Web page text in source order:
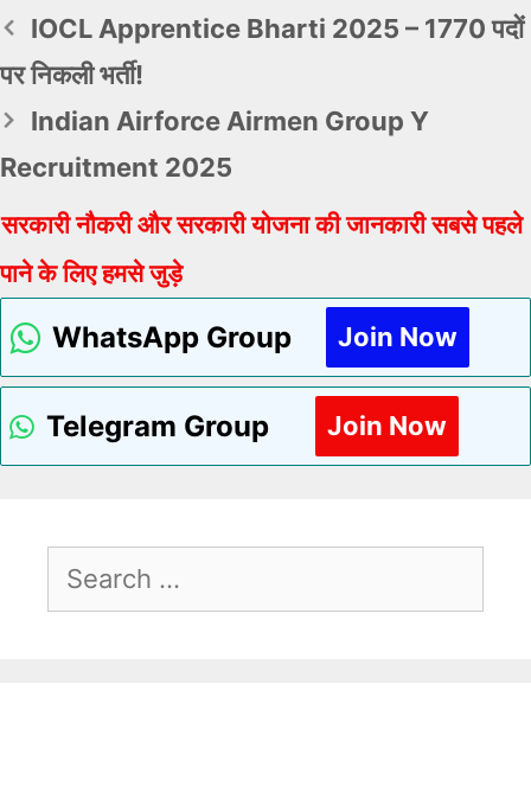
IOCL Apprentice Bharti 2025 – 1770 पदों
पर निकली भर्ती!
Indian Airforce Airmen Group Y
Recruitment 2025
सरकारी नौकरी और सरकारी योजना की जानकारी सबसे पहले
पाने के लिए हमसे जुड़े
WhatsApp Group Join Now
Telegram Group Join Now
Search